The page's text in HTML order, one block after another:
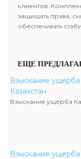
клиентов.
защищать права,
обеспечивать
ЕЩЕ
Взыскание ущерба
Казахстан
Взыскание ущерба
Взыскание